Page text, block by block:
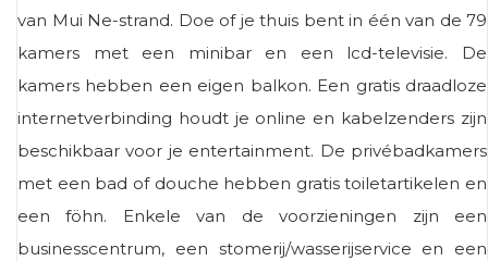
van Mui Ne-strand. Doe of je thuis bent in één van de 79
kamers met een minibar en een lcd-televisie. De
kamers hebben een eigen balkon. Een gratis draadloze
internetverbinding houdt je online en kabelzenders zijn
beschikbaar voor je entertainment. De privébadkamers
met een bad of douche hebben gratis toiletartikelen en
een föhn. Enkele van de voorzieningen zijn een
businesscentrum, een stomerij/wasserijservice en een